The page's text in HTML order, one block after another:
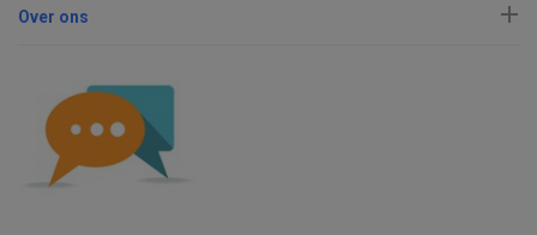
Over ons